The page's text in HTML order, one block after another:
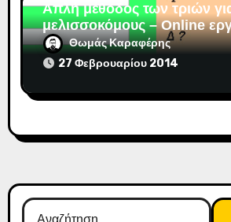
Απλή μέθοδος των τριών
μελισσοκόμους – Online
Θωμάς Καραφέρης
27 Φεβρουαρίου 2014
Αναζήτηση